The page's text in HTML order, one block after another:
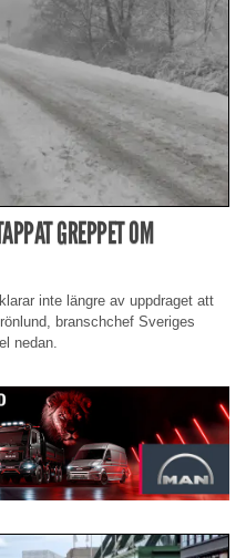
GREPPET OM
inte längre av uppdraget att
branschchef Sveriges
nedan.